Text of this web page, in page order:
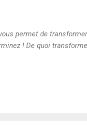
permet de
! De quoi